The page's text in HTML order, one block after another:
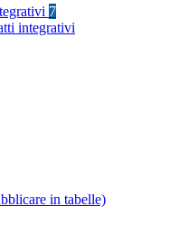
7
integrativi
in tabelle)